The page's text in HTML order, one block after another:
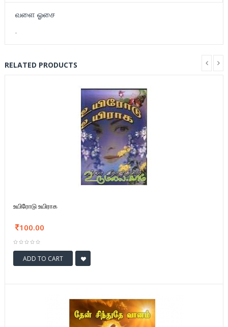
வளை ஓசை
.
RELATED PRODUCTS
உயிரோடு உயிராக
100.00
ADD TO CART